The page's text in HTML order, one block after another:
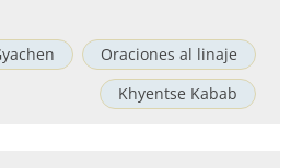
Oraciones al linaje
Khyentse Kabab